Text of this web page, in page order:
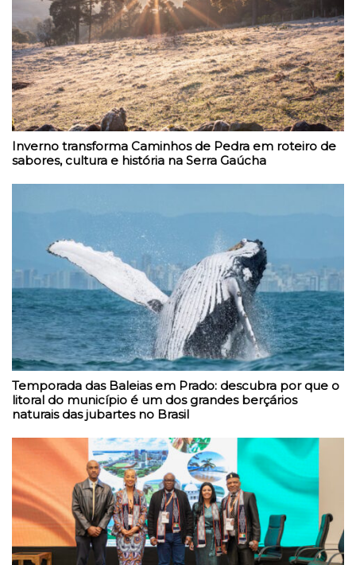
Inverno transforma Caminhos de Pedra em roteiro de
sabores, cultura e história na Serra Gaúcha
Temporada das Baleias em Prado: descubra por que o
litoral do município é um dos grandes berçários
naturais das jubartes no Brasil